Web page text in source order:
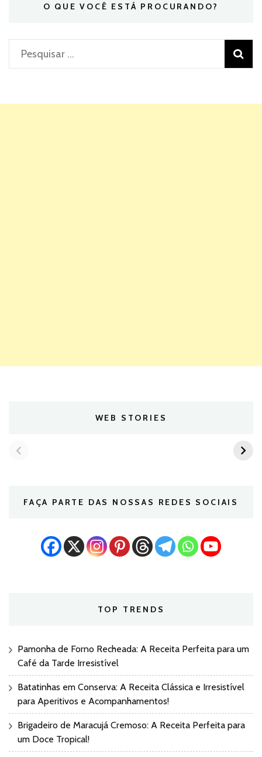
O QUE VOCÊ ESTÁ PROCURANDO?
Pesquisar
por:
WEB STORIES
FAÇA PARTE DAS NOSSAS REDES SOCIAIS
TOP TRENDS
Pamonha de Forno Recheada: A Receita Perfeita para um
Café da Tarde Irresistível
Batatinhas em Conserva: A Receita Clássica e Irresistível
para Aperitivos e Acompanhamentos!
Brigadeiro de Maracujá Cremoso: A Receita Perfeita para
um Doce Tropical!